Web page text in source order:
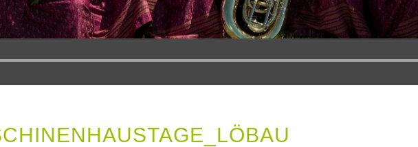
Audio-